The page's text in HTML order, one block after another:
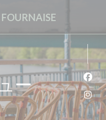
ー